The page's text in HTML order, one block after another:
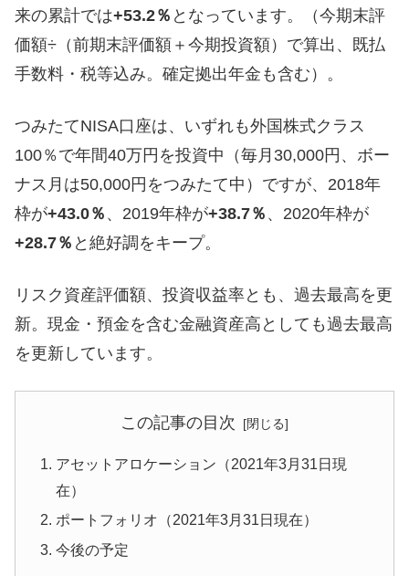
来の累計では+53.2％ となっています。（今期末評
価額÷（前期末評価額＋今期投資額）で算出、既払
手数料・税等込み。確定拠出年金も含む）。
つみたてNISA口座は、いずれも外国株式クラス
100％で年間40万円を投資中（毎月30,000円、ボー
ナス月は50,000円をつみたて中）ですが、2018年
枠が+43.0％ 、2019年枠が+38.7％ 、2020年枠が
+28.7％ と絶好調をキープ。
リスク資産評価額、投資収益率とも、過去最高を更
新。現金・預金を含む金融資産高としても過去最高
を更新しています。
この記事の目次
アセットアロケーション（2021年3月31日現
在）
ポートフォリオ（2021年3月31日現在）
今後の予定